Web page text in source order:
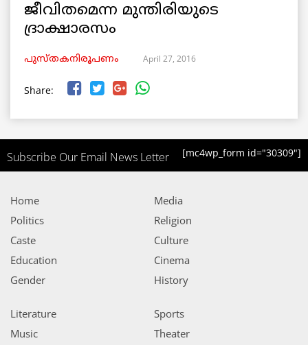
ജീവിതമെന്ന മുന്തിരിയുടെ
ദ്രാക്ഷാരസം
പുസ്തകനിരൂപണം April 27, 2016
Share:
Subscribe Our Email News Letter [mc4wp_form id="30309"]
Home
Politics
Caste
Education
Gender
Media
Religion
Culture
Cinema
History
Literature
Music
Sports
Theater